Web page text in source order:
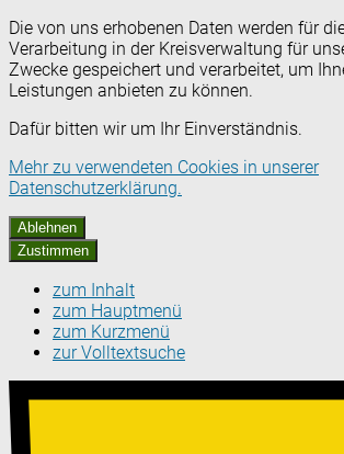
Die von uns erhobenen Daten werden für
Verarbeitung in der Kreisverwaltung für
Zwecke gespeichert und verarbeitet, um
Leistungen anbieten zu können.
Dafür bitten wir um Ihr Einverständnis.
Mehr zu verwendeten Cookies in unserer
Datenschutzerklärung.
Ablehnen
Zustimmen
zum Inhalt
zum Hauptmenü
zum Kurzmenü
zur Volltextsuche